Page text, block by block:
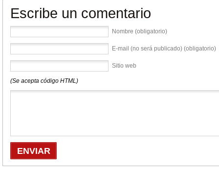
Escribe un comentario
Nombre (obligatorio)
E-mail (no será publicado) (obligatorio)
Sitio web
(Se acepta código HTML)